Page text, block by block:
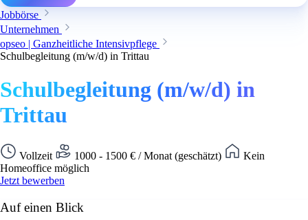
Jobbörse
Unternehmen
opseo | Ganzheitliche Intensivpflege
Schulbegleitung (m/w/d) in Trittau
Schulbegleitung (m/w/d) in
Trittau
Vollzeit 1000 - 1500 € / Monat (geschätzt)
Kein
Homeoffice möglich
Jetzt bewerben
Auf einen Blick